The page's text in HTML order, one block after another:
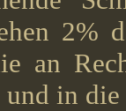
2%
an
und in